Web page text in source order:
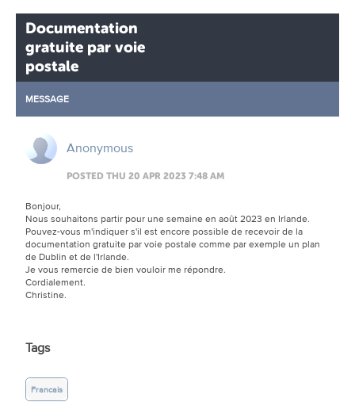
Documentation
gratuite par voie
postale
MESSAGE
Anonymous
POSTED THU 20 APR 2023 7:48 AM
Bonjour,
Nous souhaitons partir pour une semaine en août 2023 en Irlande.
Pouvez-vous m'indiquer s'il est encore possible de recevoir de la
documentation gratuite par voie postale comme par exemple un plan
de Dublin et de l'Irlande.
Je vous remercie de bien vouloir me répondre.
Cordialement.
Christine.
Tags
Francais